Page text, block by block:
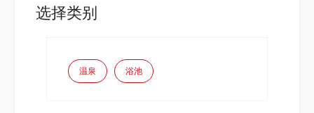
选择类别
温泉 浴池